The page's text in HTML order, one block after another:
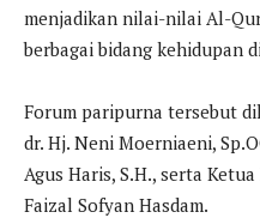
menjadikan nilai-nilai Al-
berbagai bidang kehidupan
Forum paripurna tersebut
dr. Hj. Neni Moerniaeni,
Agus Haris, S.H., serta
Faizal Sofyan Hasdam.